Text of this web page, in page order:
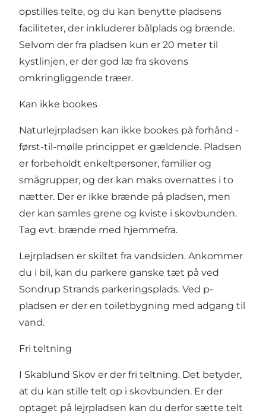
opstilles telte, og du kan benytte pladsens
faciliteter, der inkluderer bålplads og brænde.
Selvom der fra pladsen kun er 20 meter til
kystlinjen, er der god læ fra skovens
omkringliggende træer.
Kan ikke bookes
Naturlejrpladsen kan ikke bookes på forhånd -
først-til-mølle princippet er gældende. Pladsen
er forbeholdt enkeltpersoner, familier og
smågrupper, og der kan maks overnattes i to
nætter. Der er ikke brænde på pladsen, men
der kan samles grene og kviste i skovbunden.
Tag evt. brænde med hjemmefra.
Lejrpladsen er skiltet fra vandsiden. Ankommer
du i bil, kan du parkere ganske tæt på ved
Sondrup Strands parkeringsplads. Ved p-
pladsen er der en toiletbygning med adgang til
vand.
Fri teltning
I Skablund Skov er der fri teltning. Det betyder,
at du kan stille telt op i skovbunden. Er der
optaget på lejrpladsen kan du derfor sætte telt